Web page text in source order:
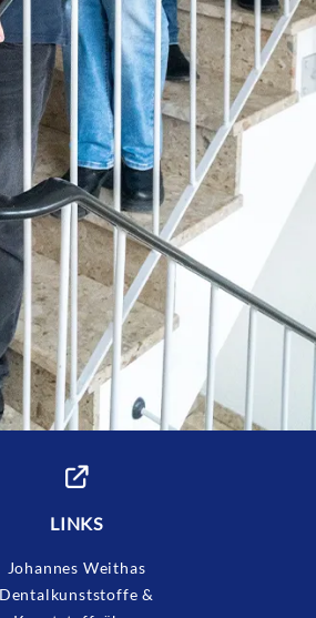
LINKS
Johannes Weithas
Dentalkunststoffe &